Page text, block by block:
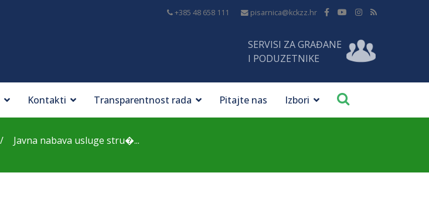
+385 48 658 111 pisarnica@kckzz.hr
SERVISI ZA GRAĐANE
I PODUZETNIKE
Kontakti Transparentnost rada Pitajte nas Izbori
Javna nabava usluge stru�...